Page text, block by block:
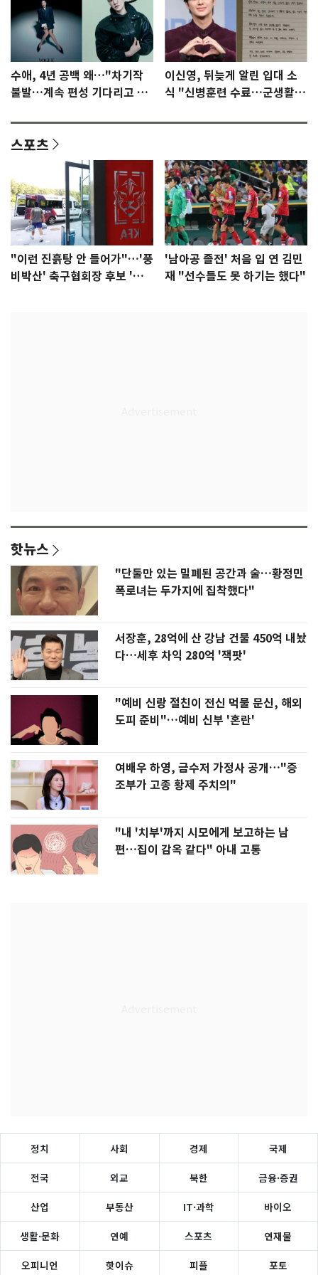
수애, 4년 공백 왜…"차기작
불발…계속 편성 기다리고 있
이신영, 뒤늦게 알린 입대 소
식 "신병훈련 수료…군생활
스포츠
"이런 진흙탕 안 들어가"…'풍
비박산' 축구협회장 후보 '실
'남아공 졸전' 처음 입 연 김민
재 "선수들도 못 하기는 했다"
핫뉴스
"단둘만 있는 밀폐된 공간과 술…황정민
폭로녀는 두가지에 집착했다"
서장훈, 28억에 산 강남 건물 450억 내놨
다…세후 차익 280억 '잭팟'
"예비 신랑 절친이 전신 먹물 문신, 해외
도피 준비"…예비 신부 '혼란'
여배우 하영, 금수저 가정사 공개…"증
조부가 고종 황제 주치의"
"내 '치부'까지 시모에게 보고하는 남
편…집이 감옥 같다" 아내 고통
정치 사회 경제 국제
전국 외교 북한 금융·증권
산업 부동산 IT·과학 바이오
생활·문화 연예 스포츠 연재물
오피니언 핫이슈 피플 포토